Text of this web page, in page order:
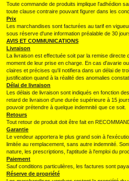
Toute commande de produits implique l'adhédion
toute clause contraire pouvant figurer dans les
Prix
Les marchandises sont facturées au tarif en
sous réserve d'une information préalable de 30
AVIS ET COMMUNICATIONS
Livraison
La livraison est effectuée soit par la remise
moment de leur prise en charge. En cas d'avarie
claires et précises qu'il notifiera dans un délai de
justification quand à la réalité des anomalies
Délai de livraison
Les délais de livraison sont indiqués en fonction
retard de livraison d'une durée supérieure à 15
pouvoir prétendre à quelque indemnité que ce soit.
Retours
Tout retour de produit doit être fait en
Garantie
Le vendeur apportera le plus grand soin à
limitée au remplacement, sans autre indemnité.
nature, les prescriptions, l'aptitude à l'emploi du
Paiement
Sauf conditions particulières, les factures sont
Réserve de propriété